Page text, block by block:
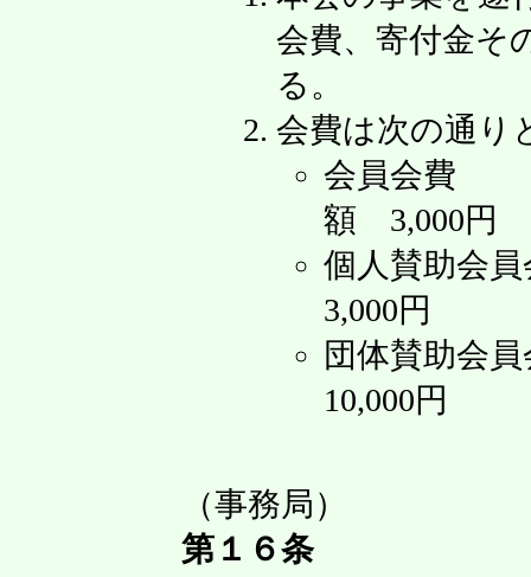
会費、寄付金そ
る。
会費は次の通り
会
額 3,000円
個人賛
3,000円
団体賛助会
10,000円
（事務局）
第１６条